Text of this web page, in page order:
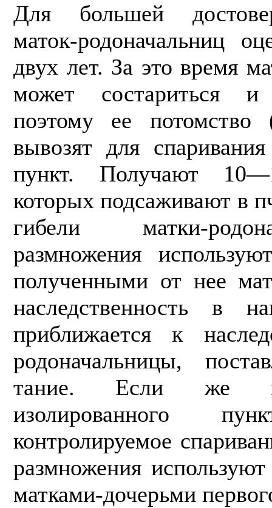
Для большей
маток-родоначальниц
двух лет. За это время
может состариться
поэтому ее потомство
вывозят для
пункт. Получают
которых подсаживают в
гибели матки-
размножения
полученными от нее
наследственность в
приближается к
родоначальницы,
тание. Если же
изолированного
контролируемое
размножения
матками-дочерьми